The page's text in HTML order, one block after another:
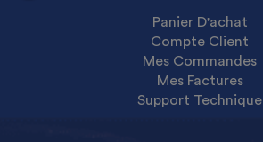
Panier D'achat
Compte Client
Mes Commandes
Mes Factures
Support Technique